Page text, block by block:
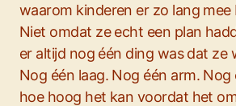
waarom kinderen er zo lang mee
Niet omdat ze echt een plan
er altijd nog één ding was dat ze
Nog één laag. Nog één arm. Nog
hoe hoog het kan voordat het